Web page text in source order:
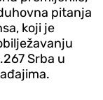
pitanja
koji je
Srba u